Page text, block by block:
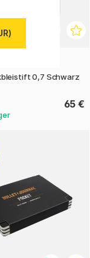
0,7 Schwarz
65 €